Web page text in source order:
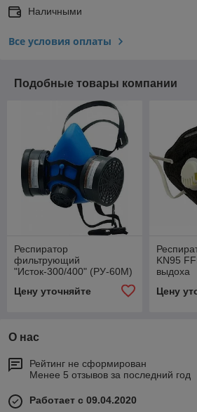
Наличными
Все условия оплаты
Подобные товары компании
Респиратор
фильтрующий
"Исток-300/400" (РУ-60М)
Цену уточняйте
KN95
выдоха
Цену
О нас
Рейтинг не сформирован
Менее 5 отзывов за последний год
Работает с 09.04.2020